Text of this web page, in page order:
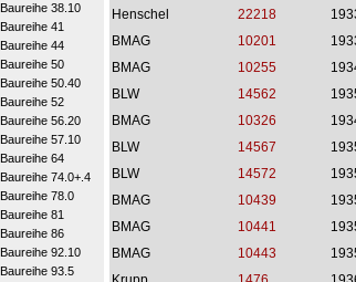
Baureihe 38.10
Baureihe 41
Baureihe 44
Baureihe 50
Baureihe 50.40
Baureihe 52
Baureihe 56.20
Baureihe 57.10
Baureihe 64
Baureihe 74.0+.4
Baureihe 78.0
Baureihe 81
Baureihe 86
Baureihe 92.10
Baureihe 93.5
Henschel
22218
BMAG
10201
BMAG
10255
BLW
14562
BMAG
10326
BLW
14567
BLW
14572
BMAG
10439
BMAG
10441
BMAG
10443